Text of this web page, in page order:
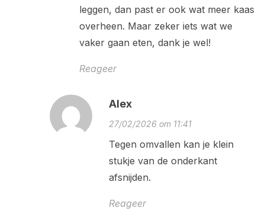
leggen, dan past er ook wat meer kaas
overheen. Maar zeker iets wat we
vaker gaan eten, dank je wel!
Reageer
Alex
27/02/2026 om 11:41
Tegen omvallen kan je klein
stukje van de onderkant
afsnijden.
Reageer